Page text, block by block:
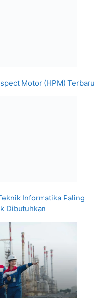
Motor (HPM) Terbaru
Informatika Paling
Dibutuhkan